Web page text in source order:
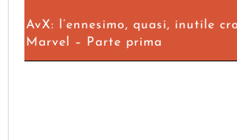
AvX: l’ennesimo, quasi, inutile
Marvel – Parte prima